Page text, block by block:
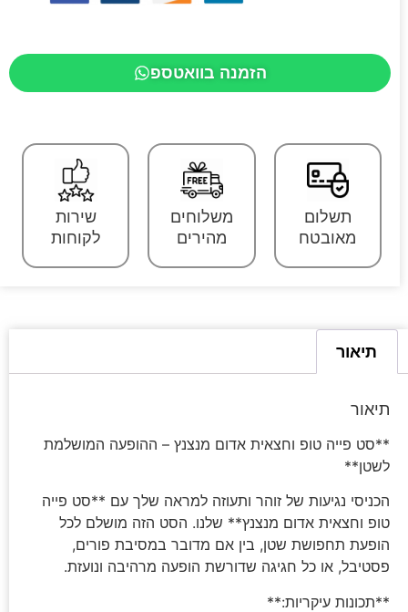
הזמנה בוואטספ
תשלום
מאובטח
משלוחים
מהירים
שירות
לקוחות
תיאור
תיאור
**סט פייה טופ וחצאית אדום מנצנץ – ההופעה המושלמת
לשטן**
הכניסי נגיעות של זוהר ותעוזה למראה שלך עם **סט פייה
טופ וחצאית אדום מנצנץ** שלנו. הסט הזה מושלם לכל
הופעת תחפושת שטן, בין אם מדובר במסיבת פורים,
פסטיבל, או כל חגיגה שדורשת הופעה מרהיבה ונועזת.
**תכונות עיקריות:**